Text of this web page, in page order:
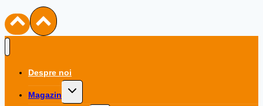
Despre noi
Magazin
Toggle